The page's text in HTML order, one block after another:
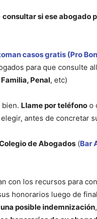
consultar si ese abogado
casos gratis (Pro
para que consulte
Penal, etc)
bien. Llame por teléfono o
antes de concretar
de Abogados (Bar
con los recursos para
honorarios luego de
posible indemnización,